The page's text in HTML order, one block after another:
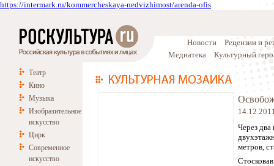
https://intermark.ru/kommercheskaya-nedvizhimost/arenda-ofis
Новости
Рецензии и
Медиатека
Культурный
Театр
Кино
Музыка
Изобразительное
искусство
Цирк
Современное
искусство
Через
метров,